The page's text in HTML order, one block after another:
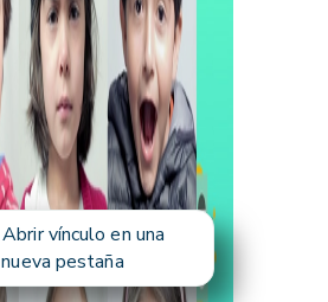
Abrir vínculo en una
nueva pestaña